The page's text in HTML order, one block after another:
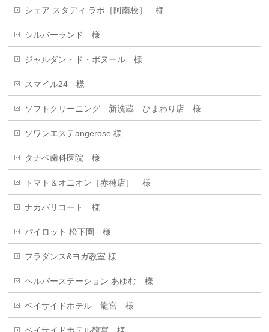
シェア スタディ ラボ［阿南校］ 様
シルバーランド 様
ジャルダン・ド・ボヌール 樣
スマイル24 様
ソフトクリーニング 新洗蔵 ひまわり店 様
ソワンエステangerose 様
タナベ歯科医院 様
トマト＆オニオン［赤穂店］ 様
ナカバリコート 様
パイロット 松下園 様
フラダンス&ヨガ教室 様
ヘルパーステーション あゆむ 様
ベイサイドホテル 龍宮 様